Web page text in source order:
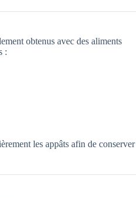
obtenus avec des aliments
:
les appâts afin de conserver